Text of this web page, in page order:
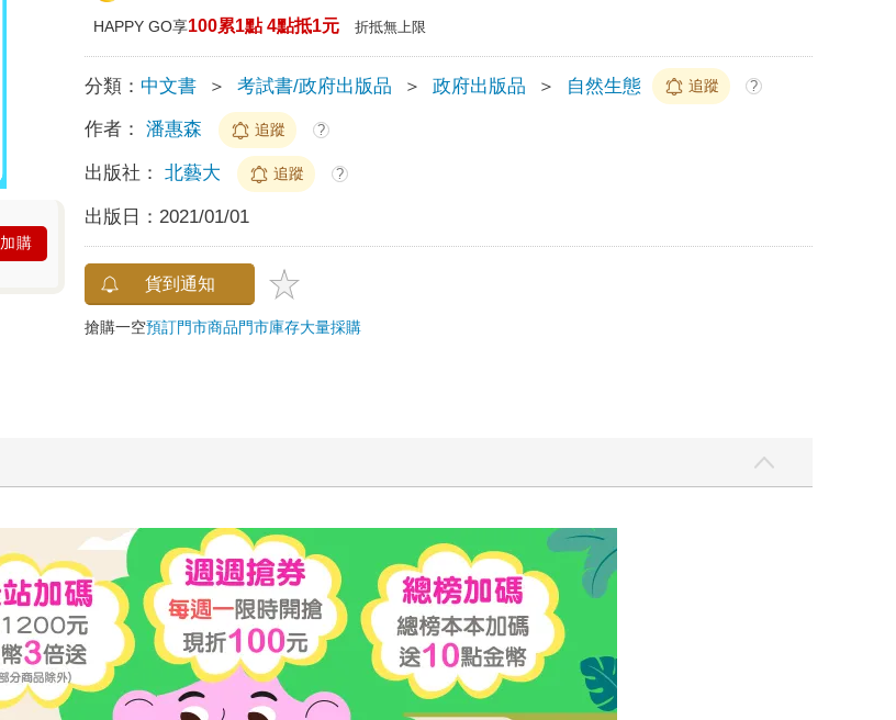
加購
HAPPY GO享100累1點 4點抵1元 折抵無上限
分類： 中文書 ＞ 考試書/政府出版品 ＞ 政府出版品 ＞ 自然生態 追蹤 ?
作者： 潘惠森 追蹤 ?
出版社： 北藝大 追蹤 ?
出版日： 2021/01/01
貨到通知
搶購一空預訂門市商品門市庫存大量採購